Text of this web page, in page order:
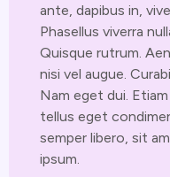
ante, dapibus in,
Phasellus viverra
Quisque rutrum.
nisi vel augue.
Nam eget dui.
tellus eget
semper libero, sit
ipsum.